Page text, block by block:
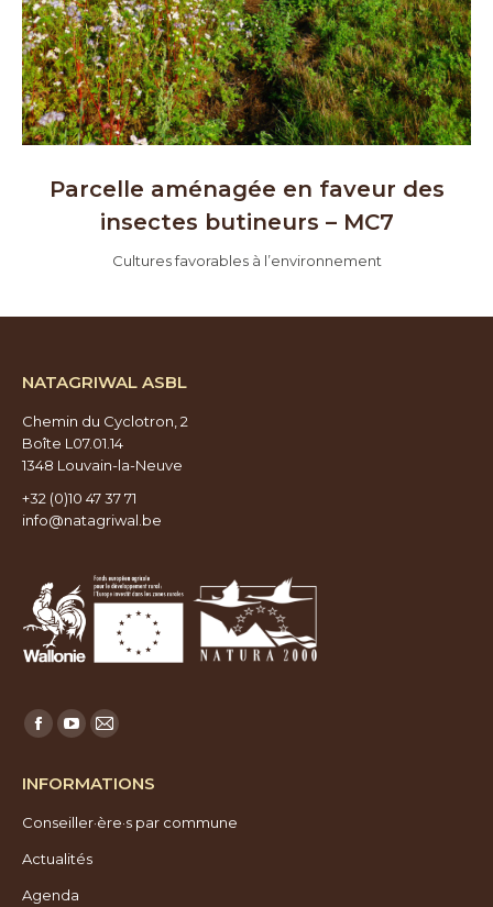
Parcelle aménagée en faveur des
insectes butineurs – MC7
Cultures favorables à l’environnement
NATAGRIWAL ASBL
Chemin du Cyclotron, 2
Boîte L07.01.14
1348 Louvain-la-Neuve
+32 (0)10 47 37 71
info@natagriwal.be
Trouvez nous sur :
Facebook
opens
in
new
YouTube
opens
in
new
E-
page
opens
INFORMATIONS
Conseiller·ère·s par commune
Actualités
Agenda